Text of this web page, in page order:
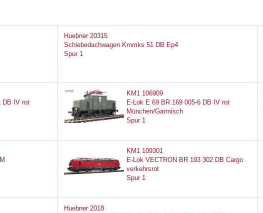
Huebner 20315
Schiebedachwagen Kmmks 51 DB Ep4
Spur 1
DB IV rot
KM1 106909
E-Lok E 69 BR 169 005-6 DB IV rot
München/Garmisch
Spur 1
KM1 109301
E-Lok VECTRON BR 193 302 DB Cargo
verkehrsrot
Spur 1
Huebner 2018